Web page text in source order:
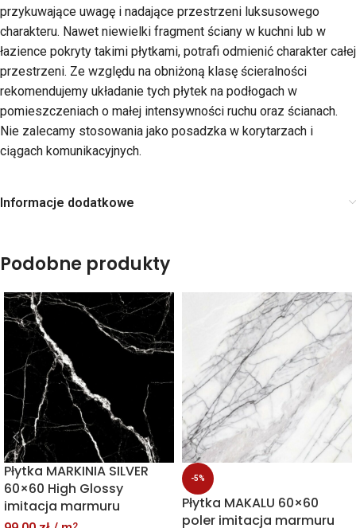
przykuwające uwagę i nadające przestrzeni luksusowego
charakteru. Nawet niewielki fragment ściany w kuchni lub w
łazience pokryty takimi płytkami, potrafi odmienić charakter całej
przestrzeni. Ze względu na obniżoną klasę ścieralności
rekomendujemy układanie tych płytek na podłogach w
pomieszczeniach o małej intensywności ruchu oraz ścianach.
Nie zalecamy stosowania jako posadzka w korytarzach i
ciągach komunikacyjnych.
Informacje dodatkowe
Podobne produkty
Płytka MARKINIA SILVER
60×60 High Glossy
imitacja marmuru
-5%
Płytka MAKALU 60×60
poler imitacja marmuru